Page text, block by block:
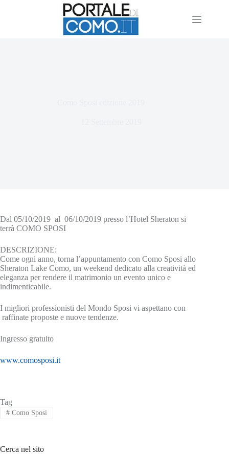
Dal 05/10/2019 al 06/10/2019 presso l’Hotel Sheraton si
terrà COMO SPOSI
DESCRIZIONE:
Come ogni anno, torna l’appuntamento con Como Sposi allo
Sheraton Lake Como, un weekend dedicato alla creatività ed
eleganza per rendere il matrimonio un evento unico e
indimenticabile.
I migliori professionisti del Mondo Sposi vi aspettano con
raffinate proposte e nuove tendenze.
Ingresso gratuito
www.comosposi.it
Tag
#Como Sposi
Cerca nel sito